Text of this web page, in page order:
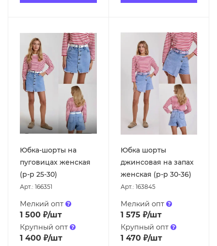
Юбка-шорты на
пуговицах женская
(р-р 25-30)
Арт.: 166351
Мелкий опт
1 500 ₽/шт
Крупный опт
1 400 ₽/шт
Юбка шорты
джинсовая на запах
женская (р-р 30-36)
Арт.: 163845
Мелкий опт
1 575 ₽/шт
Крупный опт
1 470₽/шт